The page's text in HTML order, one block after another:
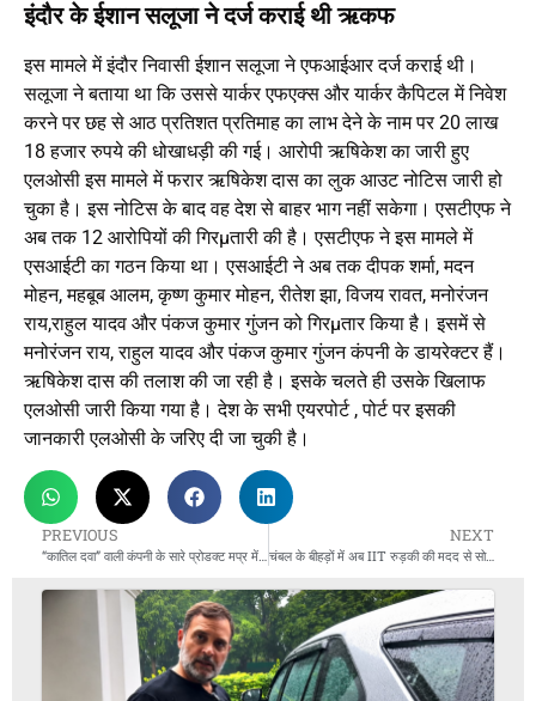
इंदौर के ईशान सलूजा ने दर्ज कराई थी ऋकफ
इस मामले में इंदौर निवासी ईशान सलूजा ने एफआईआर दर्ज कराई थी।
सलूजा ने बताया था कि उससे यार्कर एफएक्स और यार्कर कैपिटल में निवेश
करने पर छह से आठ प्रतिशत प्रतिमाह का लाभ देने के नाम पर 20 लाख
18 हजार रुपये की धोखाधड़ी की गई। आरोपी ऋषिकेश का जारी हुए
एलओसी इस मामले में फरार ऋषिकेश दास का लुक आउट नोटिस जारी हो
चुका है। इस नोटिस के बाद वह देश से बाहर भाग नहीं सकेगा। एसटीएफ ने
अब तक 12 आरोपियों की गिरμतारी की है। एसटीएफ ने इस मामले में
एसआईटी का गठन किया था। एसआईटी ने अब तक दीपक शर्मा, मदन
मोहन, महबूब आलम, कृष्ण कुमार मोहन, रीतेश झा, विजय रावत, मनोरंजन
राय,राहुल यादव और पंकज कुमार गुंजन को गिरμतार किया है। इसमें से
मनोरंजन राय, राहुल यादव और पंकज कुमार गुंजन कंपनी के डायरेक्टर हैं।
ऋषिकेश दास की तलाश की जा रही है। इसके चलते ही उसके खिलाफ
एलओसी जारी किया गया है। देश के सभी एयरपोर्ट , पोर्ट पर इसकी
जानकारी एलओसी के जरिए दी जा चुकी है।
PREVIOUS
“कातिल दवा” वाली कंपनी के सारे प्रोडक्ट मप्र में बैन…
NEXT
चंबल के बीहड़ों में अब IIT रुड़की की मदद से सोलर से बिजली बनाएगी सरकार